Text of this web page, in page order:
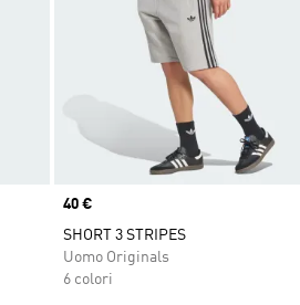
Price
40 €
SHORT 3 STRIPES
Uomo Originals
6 colori